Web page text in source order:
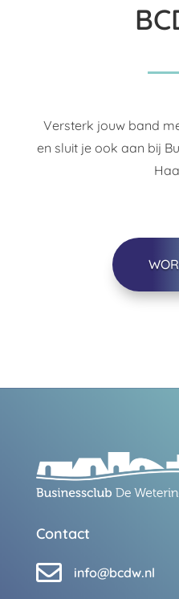
Versterk jouw band
en sluit je ook aan bij
Contact
 info@bcdw.nl